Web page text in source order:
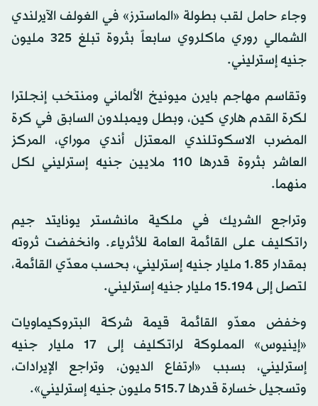
وجاء حامل لقب بطولة «الماسترز» في الغولف الآيرلندي
الشمالي روري ماكلروي سابعاً بثروة تبلغ 325 مليون
جنيه إسترليني.
وتقاسم مهاجم بايرن ميونيخ الألماني ومنتخب إنجلترا
لكرة القدم هاري كين، وبطل ويمبلدون السابق في كرة
المضرب الاسكوتلندي المعتزل أندي موراي، المركز
العاشر بثروة قدرها 110 ملايين جنيه إسترليني لكل
منهما.
وتراجع الشريك في ملكية مانشستر يونايتد جيم
راتكليف على القائمة العامة للأثرياء. وانخفضت ثروته
بمقدار 1.85 مليار جنيه إسترليني، بحسب معدّي القائمة،
لتصل إلى 15.194 مليار جنيه إسترليني.
وخفض معدّو القائمة قيمة شركة البتروكيماويات
«إينيوس» المملوكة لراتكليف إلى 17 مليار جنيه
إسترليني، بسبب «ارتفاع الديون، وتراجع الإيرادات،
وتسجيل خسارة قدرها 515.7 مليون جنيه إسترليني».